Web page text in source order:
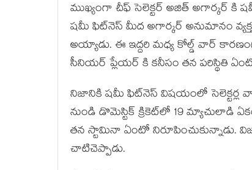
ముఖ్యంగా చీఫ్ సెలెక్టర్ అజిత్ అగార్కర్
షమీ ఫిట్‌నెస్ మీద అగార్కర్ అనుమానం
అయ్యాడు. ఈ ఇద్దరి మధ్య కోల్డ్ వార్
సీనియర్ ప్లేయర్ కి కనీసం తన పరిస్థితి
నిజానికి షమీ ఫిట్‌నెస్ విషయంలో సెలెక్టర్ల
నుండి డొమెస్టిక్ క్రికెట్‌లో 19 మ్యాచులాడి
తన స్టామినా ఏంటో నిరూపించుకున్నాడు.
చాటిచెప్పాడు.